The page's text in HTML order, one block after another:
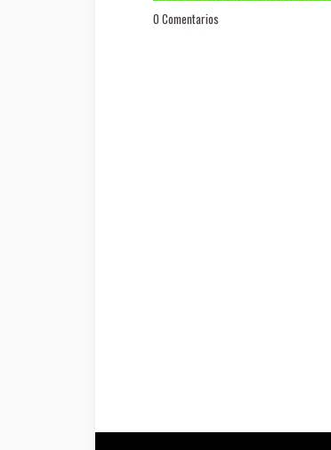
0 Comentarios